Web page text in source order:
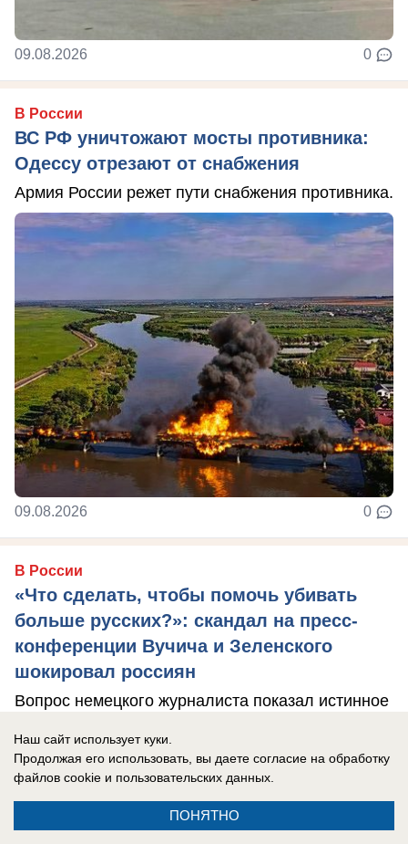
09.08.2026 0
В России
ВС РФ уничтожают мосты противника:
Одессу отрезают от снабжения
Армия России режет пути снабжения противника.
09.08.2026 0
В России
«Что сделать, чтобы помочь убивать
больше русских?»: скандал на пресс-
конференции Вучича и Зеленского
шокировал россиян
Вопрос немецкого журналиста показал истинное
Наш сайт использует куки.
Продолжая его использовать, вы даете согласие на обработку
файлов cookie и пользовательских данных.
ПОНЯТНО